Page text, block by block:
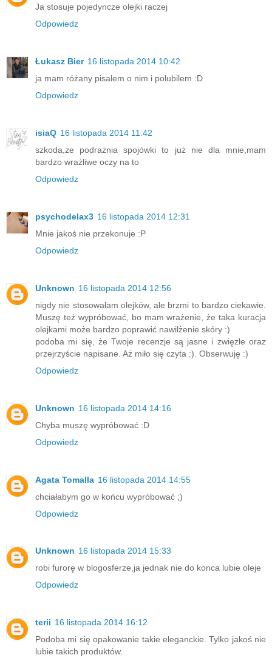
Ja stosuje pojedyncze olejki raczej
Odpowiedz
Łukasz Bier 16 listopada 2014 10:42
ja mam różany pisalem o nim i polubilem :D
Odpowiedz
isiaQ 16 listopada 2014 11:42
szkoda,że podrażnia spojówki to już nie dla mnie,mam
bardzo wrażliwe oczy na to
Odpowiedz
psychodelax3 16 listopada 2014 12:31
Mnie jakoś nie przekonuje :P
Odpowiedz
Unknown 16 listopada 2014 12:56
nigdy nie stosowałam olejków, ale brzmi to bardzo ciekawie.
Muszę też wypróbować, bo mam wrażenie, że taka kuracja
olejkami może bardzo poprawić nawilżenie skóry :)
podoba mi się, że Twoje recenzje są jasne i zwięzłe oraz
przejrzyście napisane. Aż miło się czyta :). Obserwuję :)
Odpowiedz
Unknown 16 listopada 2014 14:16
Chyba muszę wypróbować :D
Odpowiedz
Agata Tomalla 16 listopada 2014 14:55
chciałabym go w końcu wypróbować ;)
Odpowiedz
Unknown 16 listopada 2014 15:33
robi furorę w blogosferze,ja jednak nie do konca lubie oleje
Odpowiedz
terii 16 listopada 2014 16:12
Podoba mi się opakowanie takie eleganckie. Tylko jakoś nie
lubie takich produktów.